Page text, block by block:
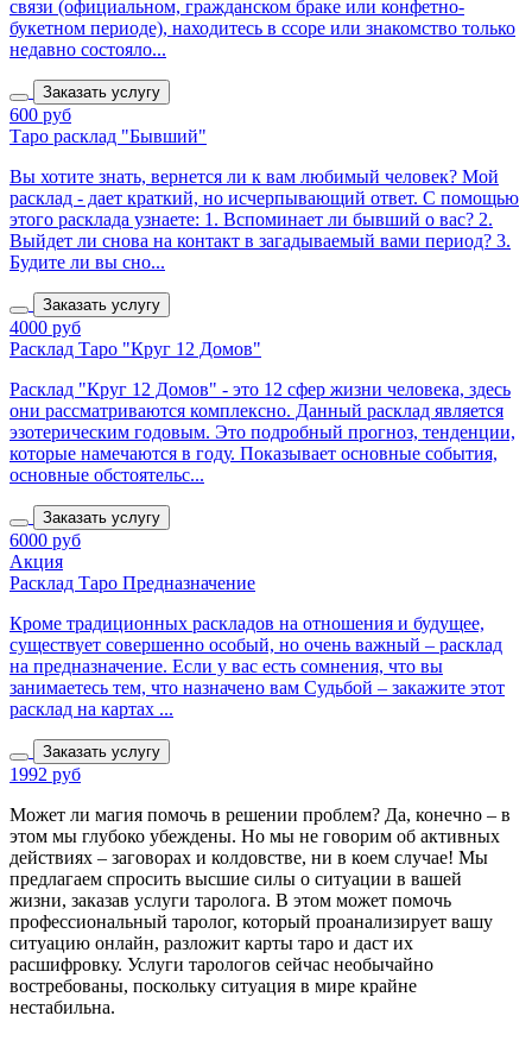
связи (официальном, гражданском браке или конфетно-
букетном периоде), находитесь в ссоре или знакомство только
недавно состояло...
Заказать услугу
600 руб
Таро расклад "Бывший"
Вы хотите знать, вернется ли к вам любимый человек? Мой
расклад - дает краткий, но исчерпывающий ответ. С помощью
этого расклада узнаете: 1. Вспоминает ли бывший о вас? 2.
Выйдет ли снова на контакт в загадываемый вами период? 3.
Будите ли вы сно...
Заказать услугу
4000 руб
Расклад Таро "Круг 12 Домов"
Расклад "Круг 12 Домов" - это 12 сфер жизни человека, здесь
они рассматриваются комплексно. Данный расклад является
эзотерическим годовым. Это подробный прогноз, тенденции,
которые намечаются в году. Показывает основные события,
основные обстоятельс...
Заказать услугу
6000 руб
Акция
Расклад Таро Предназначение
Кроме традиционных раскладов на отношения и будущее,
существует совершенно особый, но очень важный – расклад
на предназначение. Если у вас есть сомнения, что вы
занимаетесь тем, что назначено вам Судьбой – закажите этот
расклад на картах ...
Заказать услугу
1992 руб
Может ли магия помочь в решении проблем? Да, конечно – в
этом мы глубоко убеждены. Но мы не говорим об активных
действиях – заговорах и колдовстве, ни в коем случае! Мы
предлагаем спросить высшие силы о ситуации в вашей
жизни, заказав услуги таролога. В этом может помочь
профессиональный таролог, который проанализирует вашу
ситуацию онлайн, разложит карты таро и даст их
расшифровку. Услуги тарологов сейчас необычайно
востребованы, поскольку ситуация в мире крайне
нестабильна.